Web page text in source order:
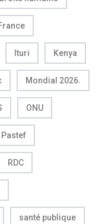
Ituri Kenya
Mondial 2026.
ONU
Pastef
RDC
santé publique